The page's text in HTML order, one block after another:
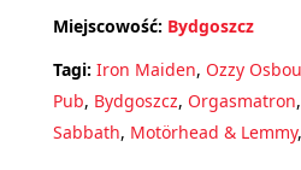
Miejscowość: Bydgoszcz
Tagi: Iron Maiden, Ozzy
Pub, Bydgoszcz, Orgasmatron,
Sabbath, Motörhead & Lemmy,